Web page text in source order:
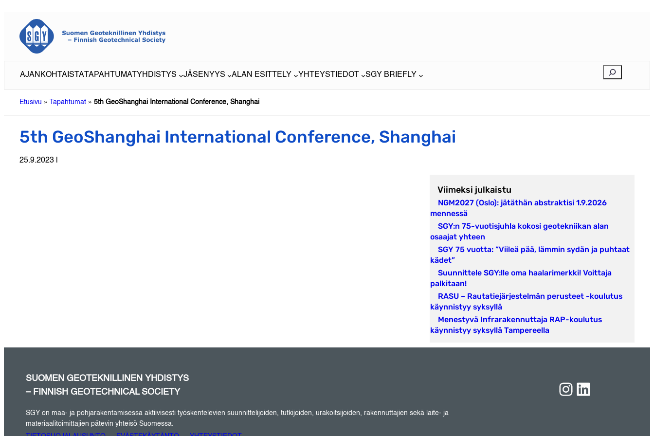
sisältöön
AJANKOHTAISTA TAPAHTUMAT YHDISTYS JÄSENYYS ALAN ESITTELY YHTEYSTIEDOT SGY BRIEFLY
Etusivu » Tapahtumat » 5th GeoShanghai International Conference, Shanghai
5th GeoShanghai International Conference, Shanghai
25.9.2023 |
Viimeksi julkaistu
NGM2027 (Oslo): jätäthän abstraktisi 1.9.2026
mennessä
SGY:n 75-vuotisjuhla kokosi geotekniikan alan
osaajat yhteen
SGY 75 vuotta: ”Viileä pää, lämmin sydän ja puhtaat
kädet”
Suunnittele SGY:lle oma haalarimerkki! Voittaja
palkitaan!
RASU – Rautatiejärjestelmän perusteet -koulutus
käynnistyy syksyllä
Menestyvä Infrarakennuttaja RAP-koulutus
käynnistyy syksyllä Tampereella
SUOMEN GEOTEKNILLINEN YHDISTYS
– FINNISH GEOTECHNICAL SOCIETY
SGY on maa- ja pohjarakentamisessa aktiivisesti työskentelevien suunnittelijoiden, tutkijoiden, urakoitsijoiden, rakennuttajien sekä laite- ja
materiaalitoimittajien pätevin yhteisö Suomessa.
Instagram LinkedIn